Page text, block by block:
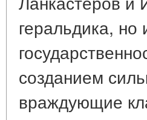
геральдика,
созданием
враждующие